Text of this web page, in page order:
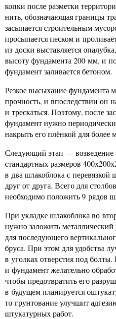
копки после разметки
нить, обозначающая границы
засыпается строительным
просыпается песком и
из доски выставляется
высоту фундамента 200 мм, и
фундамент заливается бетоном.
Резкое высыхание фундамента
прочность, и впоследствии он
и трескаться. Поэтому, после
фундамент нужно
накрыть его плёнкой для более
Следующий этап — возведение
стандартных размеров
в два шлакоблока с
друг от друга. Всего для
необходимо положить 9 рядов
При укладке шлакоблока во
нужно заложить
для последующего
бруса. При этом для удобства
в уголках отверстия под
и фундамент желательно
чтобы предотвратить его
в будущем планируется
то грунтование улучшит
штукатурных работ.